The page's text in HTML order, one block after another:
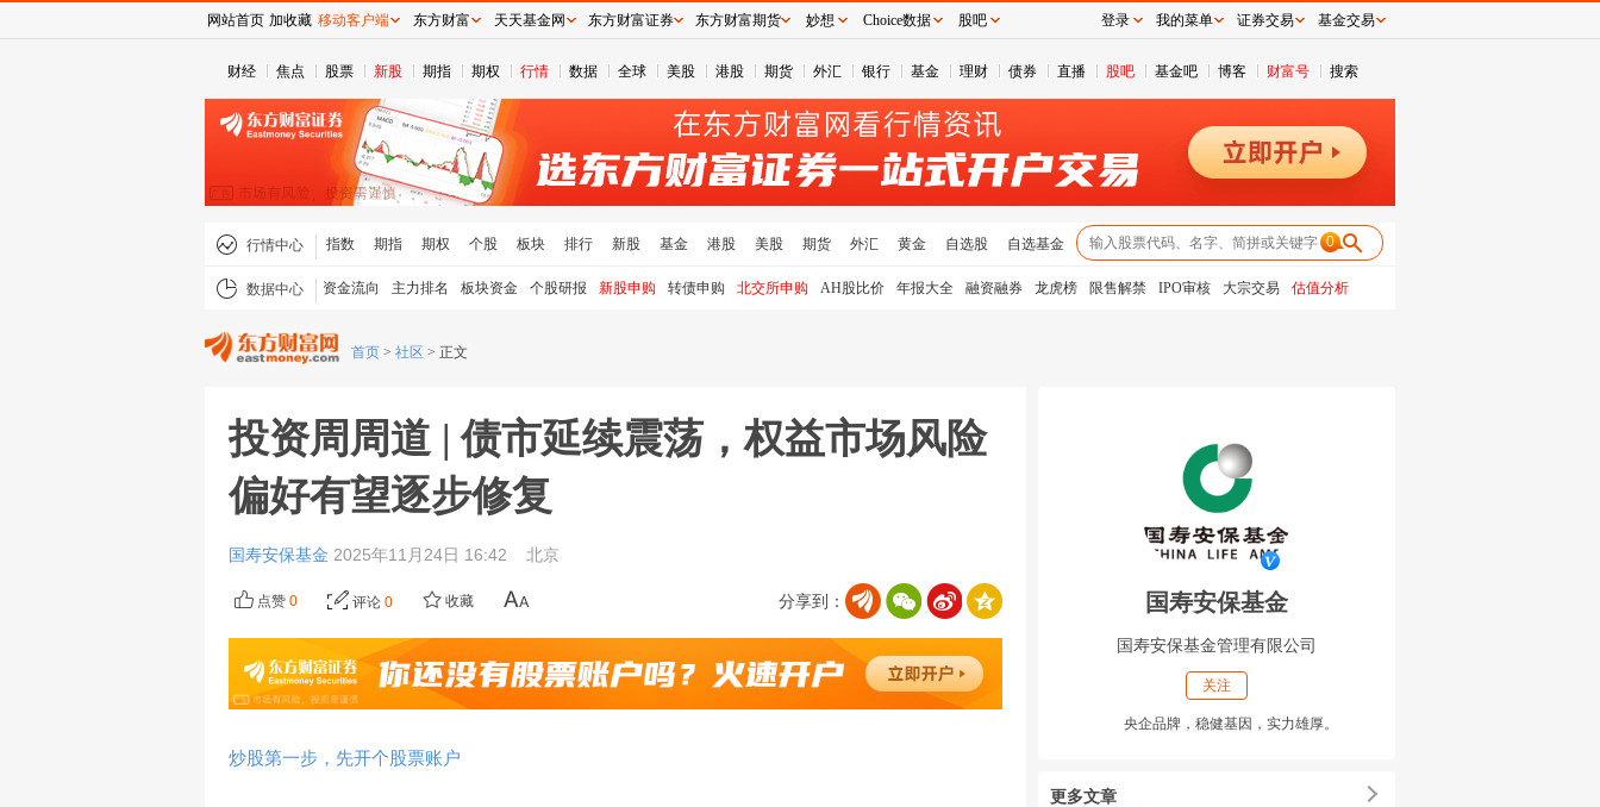
财经 焦点 股票 新股 期指 期权 行情 数据 全球 美股 港股 期货 外汇 银行 基金 理财 债券 直播 股吧 基金吧 博客 财富号 搜索
行情中心 指数 期指 期权 个股 板块 排行 新股 基金 港股 美股 期货 外汇 黄金 自选股 自选基金 0
数据中心 资金流向 主力排名 板块资金 个股研报 新股申购 转债申购 北交所申购 AH股比价 年报大全 融资融券 龙虎榜 限售解禁 IPO审核 大宗交易 估值分析
首页 > 社区 > 正文
投资周周道 | 债市延续震荡，权益市场风险
偏好有望逐步修复
国寿安保基金 2025年11月24日 16:42 北京
分享到：
点赞 0 评论 0 收藏
炒股第一步，先开个股票账户
国寿安保基金
国寿安保基金管理有限公司
关注
央企品牌，稳健基因，实力雄厚。
更多文章
网站首页 加收藏 移动客户端 东方财富 天天基金网 东方财富证券 东方财富期货 妙想 Choice数据 股吧 登录 我的菜单 证券交易 基金交易